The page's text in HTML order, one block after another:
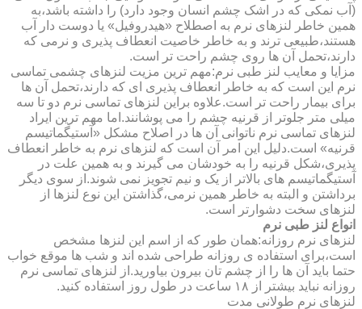
(آب نمکی که در اشک چشم انسان وجود دارد) را داشته باشد،به
همین خاطر لنزهای نرم به اصطلاح «هیدروفیل» یا دوست دار آب
هستند،طبیعی ترند و به خاطر خاصیت انعطاف پذیری و نرمی که
دارند،تحمل آن ها روی چشم راحت تر است.
مزایا و معایب لنز طبی نرم:مهم ترین مزیت لنزهای چشمی تماسی
نرم این است که به خاطر انعطاف پذیری ای که دارند،تحمل آن ها
برای بیمار راحت تر است.علاوه براین لنزهای تماسی نرم دو تا سه
میلی متر جلوتر از قرنیه چشم را می پوشانند.اما مهم ترین ایراد
لنزهای تماسی نرم ناتوانی آن ها در اصلاح مشکل «آستیگماتیسم
قرنیه» است.دلیل این امر آن است که لنزهای نرم به خاطر انعطاف
پذیری،شکل قرنیه را به خودشان می گیرند و به همین علت در
آستیگماتیسم های بالاتر از یک و نیم تجویز نمی شوند.از سوی دیگر
برداشتن و البته به خاطر همین نرمی،گذاشتن این نوع لنزها از
لنزهای سخت دشوارتر است.
انواع لنز طبی نرم
لنزهای نرم روزانه:همان طور که از اسم این لنزها مشخص
است،برای استفاده ی روزانه طراحی شده اند و شب ها موقع خواب
حتما باید آن ها را از چشم تان بیرون بیاورید.از لنزهای تماسی نرم
روزانه نباید بیشتر از ۱۸ ساعت در طول روز استفاده کنید.
لنزهای نرم طولانی مدت